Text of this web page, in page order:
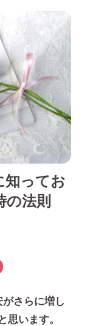
知ってお
の法則
さらに増し
思います。